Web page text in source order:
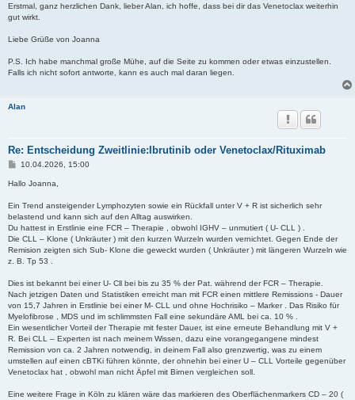
Erstmal, ganz herzlichen Dank, lieber Alan, ich hoffe, dass bei dir das Venetoclax weiterhin
gut wirkt.
Liebe Grüße von Joanna
P.S. Ich habe manchmal große Mühe, auf die Seite zu kommen oder etwas einzustellen.
Falls ich nicht sofort antworte, kann es auch mal daran liegen.
Alan
Re: Entscheidung Zweitlinie:Ibrutinib oder Venetoclax/Rituximab
B
i
a
g
10.04.2026, 15:00
Hallo Joanna,
Ein Trend ansteigender Lymphozyten sowie ein Rückfall unter V + R ist sicherlich sehr
belastend und kann sich auf den Alltag auswirken.
Du hattest in Erstlinie eine FCR – Therapie , obwohl IGHV – unmutiert ( U- CLL ) .
Die CLL – Klone ( Unkräuter ) mit den kurzen Wurzeln wurden vernichtet. Gegen Ende der
Remision zeigten sich Sub- Klone die geweckt wurden ( Unkräuter ) mit längeren Wurzeln wie
z. B. Tp 53 .
Dies ist bekannt bei einer U- Cll bei bis zu 35 % der Pat. während der FCR – Therapie.
Nach jetzigen Daten und Statistiken erreicht man mit FCR einen mittlere Remissions - Dauer
von 15,7 Jahren in Erstlinie bei einer M- CLL und ohne Hochrisiko – Marker . Das Risiko für
Myelofibrose , MDS und im schlimmsten Fall eine sekundäre AML bei ca. 10 % .
Ein wesentlicher Vorteil der Therapie mit fester Dauer, ist eine erneute Behandlung mit V +
R. Bei CLL – Experten ist nach meinem Wissen, dazu eine vorangegangene mindest
Remission von ca. 2 Jahren notwendig, in deinem Fall also grenzwertig, was zu einem
umstellen auf einen cBTKi führen könnte, der ohnehin bei einer U – CLL Vorteile gegenüber
Venetoclax hat , obwohl man nicht Äpfel mit Birnen vergleichen soll.
Eine weitere Frage in Köln zu klären wäre das markieren des Oberflächenmarkers CD – 20 (